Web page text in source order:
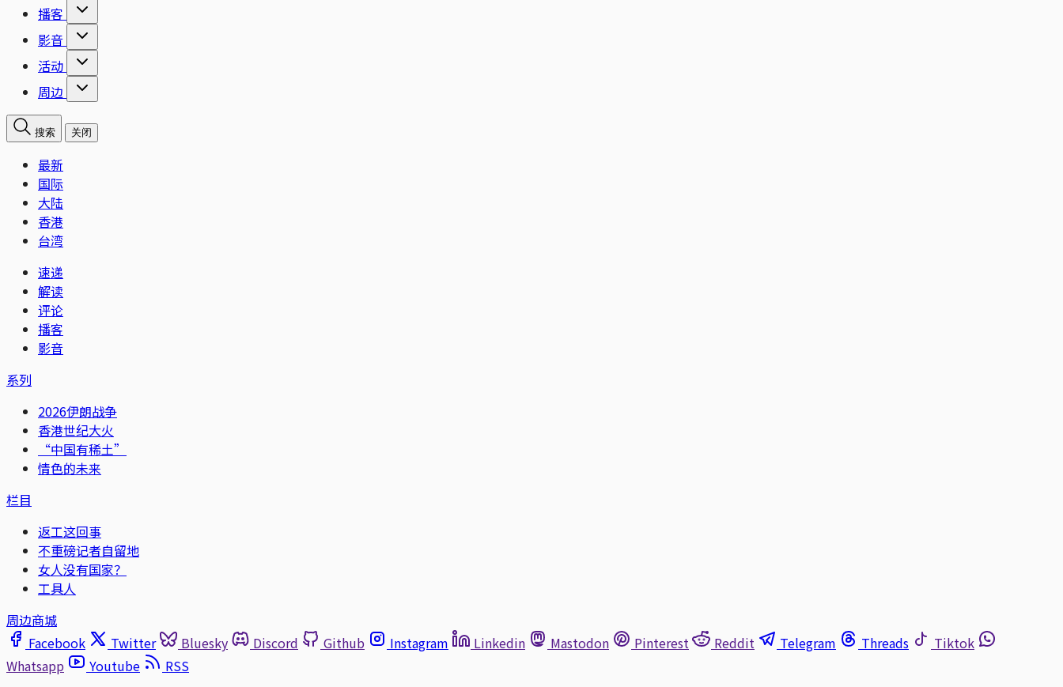
播客
影音
活动
周边
搜索 关闭
最新
国际
大陆
香港
台湾
速递
解读
评论
播客
影音
系列
2026伊朗战争
香港世纪大火
“中国有稀土”
情色的未来
栏目
返工这回事
不重磅记者自留地
女人没有国家？
工具人
周边商城
Facebook
Twitter Bluesky Discord Github Instagram Linkedin Mastodon Pinterest Reddit Telegram Threads
Tiktok
Whatsapp
Youtube
RSS